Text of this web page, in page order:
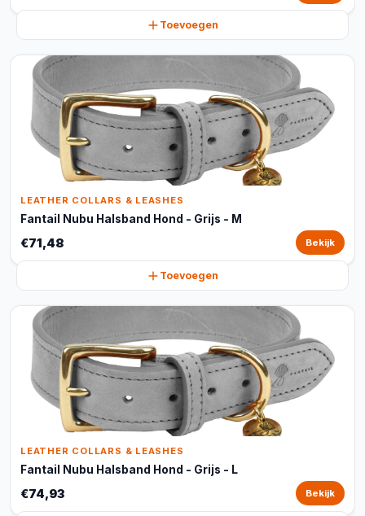
Toevoegen
LEATHER COLLARS & LEASHES
Fantail Nubu Halsband Hond - Grijs - M
€71,48 Bekijk
Toevoegen
LEATHER COLLARS & LEASHES
Fantail Nubu Halsband Hond - Grijs - L
€74,93 Bekijk